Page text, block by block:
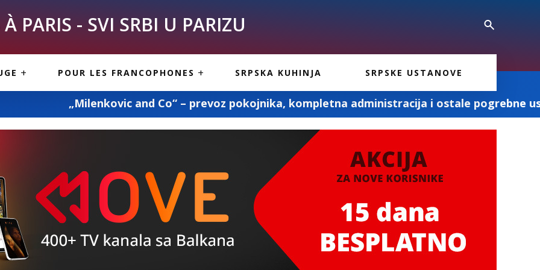
PARIS - SVI SRBI U PARIZU
POUR LES FRANCOPHONES
PARIS
ARTICLES DE BLOG
CUISINE SERBE
SRPSKA KUHINJA SRPSKE USTANOVE
and Co“ – prevoz pokojnika, kompletna administracija i ostale pogrebne usluge